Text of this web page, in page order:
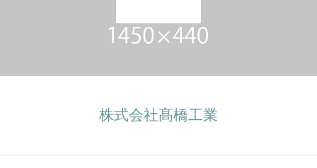
株式会社髙橋工業